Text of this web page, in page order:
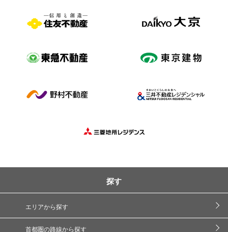
探す
エリアから探す
首都圏の路線から探す